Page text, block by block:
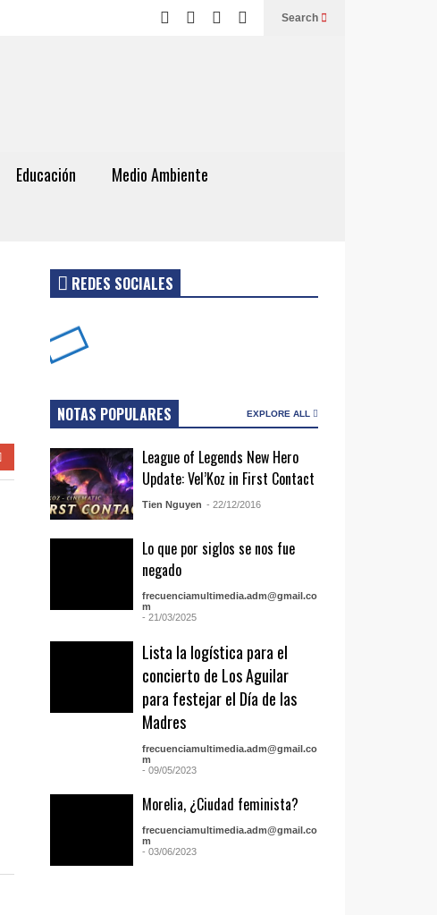
Search
Educación
Medio Ambiente
REDES SOCIALES
NOTAS POPULARES EXPLORE ALL
League of Legends New Hero
Update: Vel’Koz in First Contact
Tien Nguyen - 22/12/2016
Lo que por siglos se nos fue
negado
frecuenciamultimedia.adm@gmail.co
m
- 21/03/2025
Lista la logística para el
concierto de Los Aguilar
para festejar el Día de las
Madres
frecuenciamultimedia.adm@gmail.co
m
- 09/05/2023
Morelia, ¿Ciudad feminista?
frecuenciamultimedia.adm@gmail.co
m
- 03/06/2023